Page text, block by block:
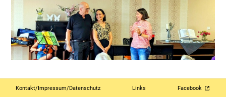
Kontakt/Impressum/Datenschutz Links Facebook